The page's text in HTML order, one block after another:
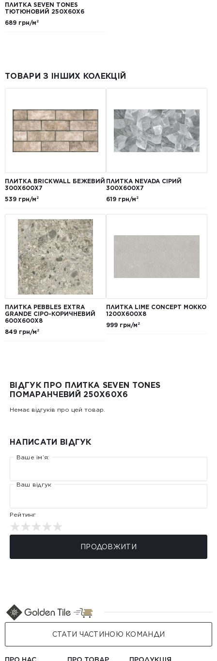
ПЛИТКА SEVEN TONES
ТЮТЮНОВИЙ 250Х60Х6
689 грн/м²
ТОВАРИ З ІНШИХ КОЛЕКЦІЙ
ПЛИТКА BRICKWALL БЕЖЕВИЙ
300Х600Х7
539 грн/м²
ПЛИТКА NEVADA СІРИЙ
300Х600Х7
619 грн/м²
ПЛИТКА PEBBLES EXTRA
GRANDE СІРО-КОРИЧНЕВИЙ
600Х600Х8
849 грн/м²
ПЛИТКА LIME CONCEPT МОККО
1200Х600Х8
999 грн/м²
ВІДГУК ПРО ПЛИТКА SEVEN TONES
ПОМАРАНЧЕВИЙ 250Х60Х6
Немає відгуків про цей товар.
НАПИСАТИ ВІДГУК
Ваше ім’я:
Ваш відгук
Рейтинг
ПРОДОВЖИТИ
СТАТИ ЧАСТИНОЮ КОМАНДИ
ПРО НАС ПРО ТОВАР ПРОДУКЦІЯ